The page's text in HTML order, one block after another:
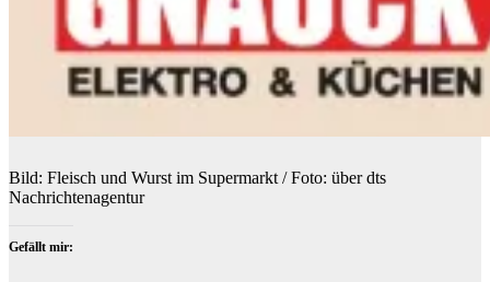
Bild: Fleisch und Wurst im Supermarkt / Foto: über dts
Nachrichtenagentur
Gefällt mir: